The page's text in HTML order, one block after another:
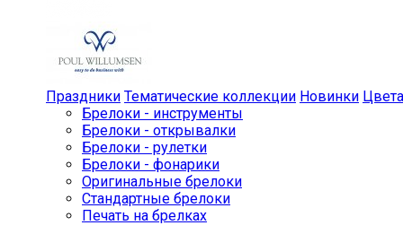
Праздники Тематические коллекции Новинки Цвета
Брелоки - инструменты
Брелоки - открывалки
Брелоки - рулетки
Брелоки - фонарики
Оригинальные брелоки
Стандартные брелоки
Печать на брелках